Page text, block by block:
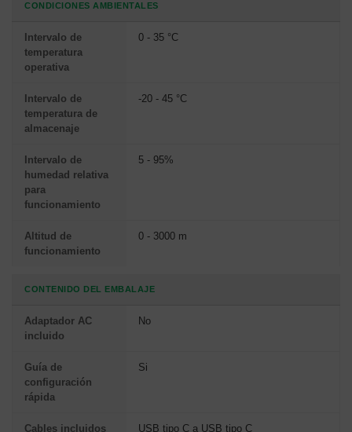
CONDICIONES AMBIENTALES
Intervalo de
temperatura
operativa
0 - 35 °C
Intervalo de
temperatura de
almacenaje
-20 - 45 °C
Intervalo de
humedad relativa
para
funcionamiento
5 - 95%
Altitud de
funcionamiento
0 - 3000 m
CONTENIDO DEL EMBALAJE
Adaptador AC
incluido
No
Guía de
configuración
rápida
Si
Cables incluidos USB tipo C a USB tipo C